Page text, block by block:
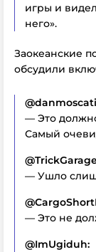
игры и
него».
Заокеанские
обсудили
— Это
Самый
— Ушло
— Это не
@ImUgiduh: